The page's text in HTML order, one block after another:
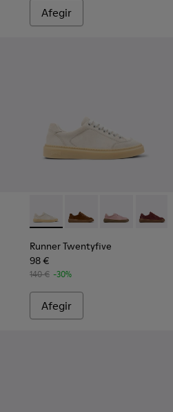
Afegir
Runner Twentyfive -
Runner Twentyfive -
Runner
Runner Twentyfive
98 €
140 € -30%
Afegir